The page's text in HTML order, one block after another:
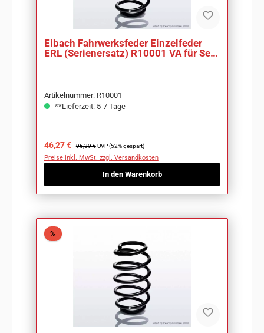
Eibach Fahrwerksfeder Einzelfeder
ERL (Serienersatz) R10001 VA für Seat
Ibiza 6L
Artikelnummer: R10001
**Lieferzeit: 5-7 Tage
Verkaufspreis:
46,27 € Regulärer Preis:
96,39 € UVP (52% gespart)
Preise inkl. MwSt. zzgl. Versandkosten
In den Warenkorb
%Rabatt